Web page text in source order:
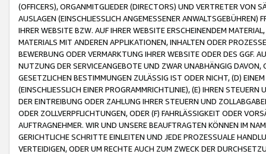
(OFFICERS), ORGANMITGLIEDER (DIRECTORS) UND VERTRETER VON
AUSLAGEN (EINSCHLIESSLICH ANGEMESSENER
IHRER WEBSITE BZW. AUF IHRER WEBSITE ERSCHEINENDEM
MATERIALS MIT ANDEREN APPLIKATIONEN, INHALTEN ODER
BEWERBUNG ODER VERMARKTUNG IHRER WEBSITE ODER DES GGF.
NUTZUNG DER SERVICEANGEBOTE UND ZWAR UNABHÄNGIG
GESETZLICHEN BESTIMMUNGEN ZULÄSSIG IST ODER NICHT, (D)
(EINSCHLIESSLICH EINER PROGRAMMRICHTLINIE), (E) IHREN
DER EINTREIBUNG ODER ZAHLUNG IHRER STEUERN UND
ODER ZOLLVERPFLICHTUNGEN, ODER (F) FAHRLÄSSIGKEIT ODER
AUFTRAGNEHMER. WIR UND UNSERE BEAUFTRAGTEN KÖNNEN IM
GERICHTLICHE SCHRITTE EINLEITEN UND JEDE PROZESSUALE
VERTEIDIGEN, ODER UM RECHTE AUCH ZUM ZWECK DER